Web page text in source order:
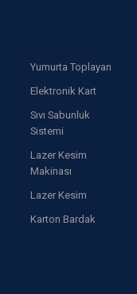
Yumurta Toplayan
Elektronik Kart
Sıvı Sabunluk
Sistemi
Lazer Kesim
Makinası
Lazer Kesim
Karton Bardak